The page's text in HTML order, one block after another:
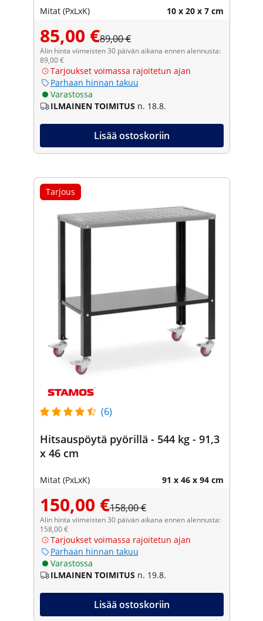
Mitat (PxLxK) 10 x 20 x 7 cm
85,00 €89,00 €
Alin hinta viimeisten 30 päivän aikana ennen alennusta:
89,00 €
Tarjoukset voimassa rajoitetun ajan
Parhaan hinnan takuu
Varastossa
ILMAINEN TOIMITUS n. 18.8.
Lisää ostoskoriin
Tarjous
(6)
Hitsauspöytä pyörillä - 544 kg - 91,3
x 46 cm
Mitat (PxLxK) 91 x 46 x 94 cm
150,00 €158,00 €
Alin hinta viimeisten 30 päivän aikana ennen alennusta:
158,00 €
Tarjoukset voimassa rajoitetun ajan
Parhaan hinnan takuu
Varastossa
ILMAINEN TOIMITUS n. 19.8.
Lisää ostoskoriin